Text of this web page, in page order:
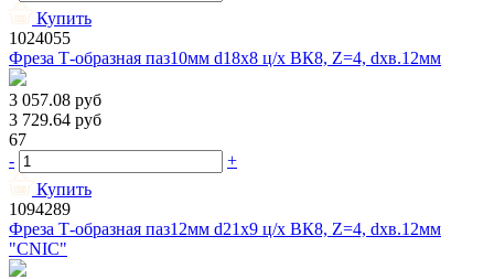
Купить
1024055
Фреза Т-образная паз10мм d18х8 ц/х ВК8, Z=4, dхв.12мм
3 057.08 руб
3 729.64 руб
67
-
+
Купить
1094289
Фреза Т-образная паз12мм d21х9 ц/х ВК8, Z=4, dхв.12мм
"CNIC"